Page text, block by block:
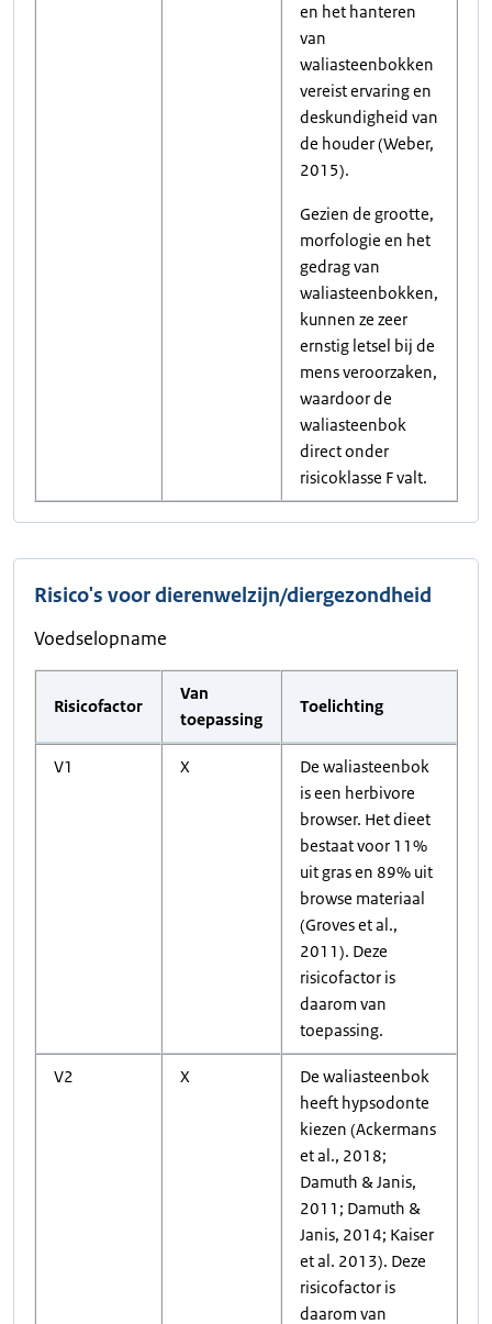
en het hanteren
van
waliasteenbokken
vereist ervaring en
deskundigheid van
de houder (Weber,
2015).
Gezien de grootte,
morfologie en het
gedrag van
waliasteenbokken,
kunnen ze zeer
ernstig letsel bij de
mens veroorzaken,
waardoor de
waliasteenbok
direct onder
risicoklasse F valt.
Risico's voor dierenwelzijn/diergezondheid
Voedselopname
Risicofactor
Van
toepassing
Toelichting
V1 X
De waliasteenbok
is een herbivore
browser. Het dieet
bestaat voor 11%
uit gras en 89% uit
browse materiaal
(Groves et al.,
2011). Deze
risicofactor is
daarom van
toepassing.
V2 X
De waliasteenbok
heeft hypsodonte
kiezen (Ackermans
et al., 2018;
Damuth & Janis,
2011; Damuth &
Janis, 2014; Kaiser
et al. 2013). Deze
risicofactor is
daarom van